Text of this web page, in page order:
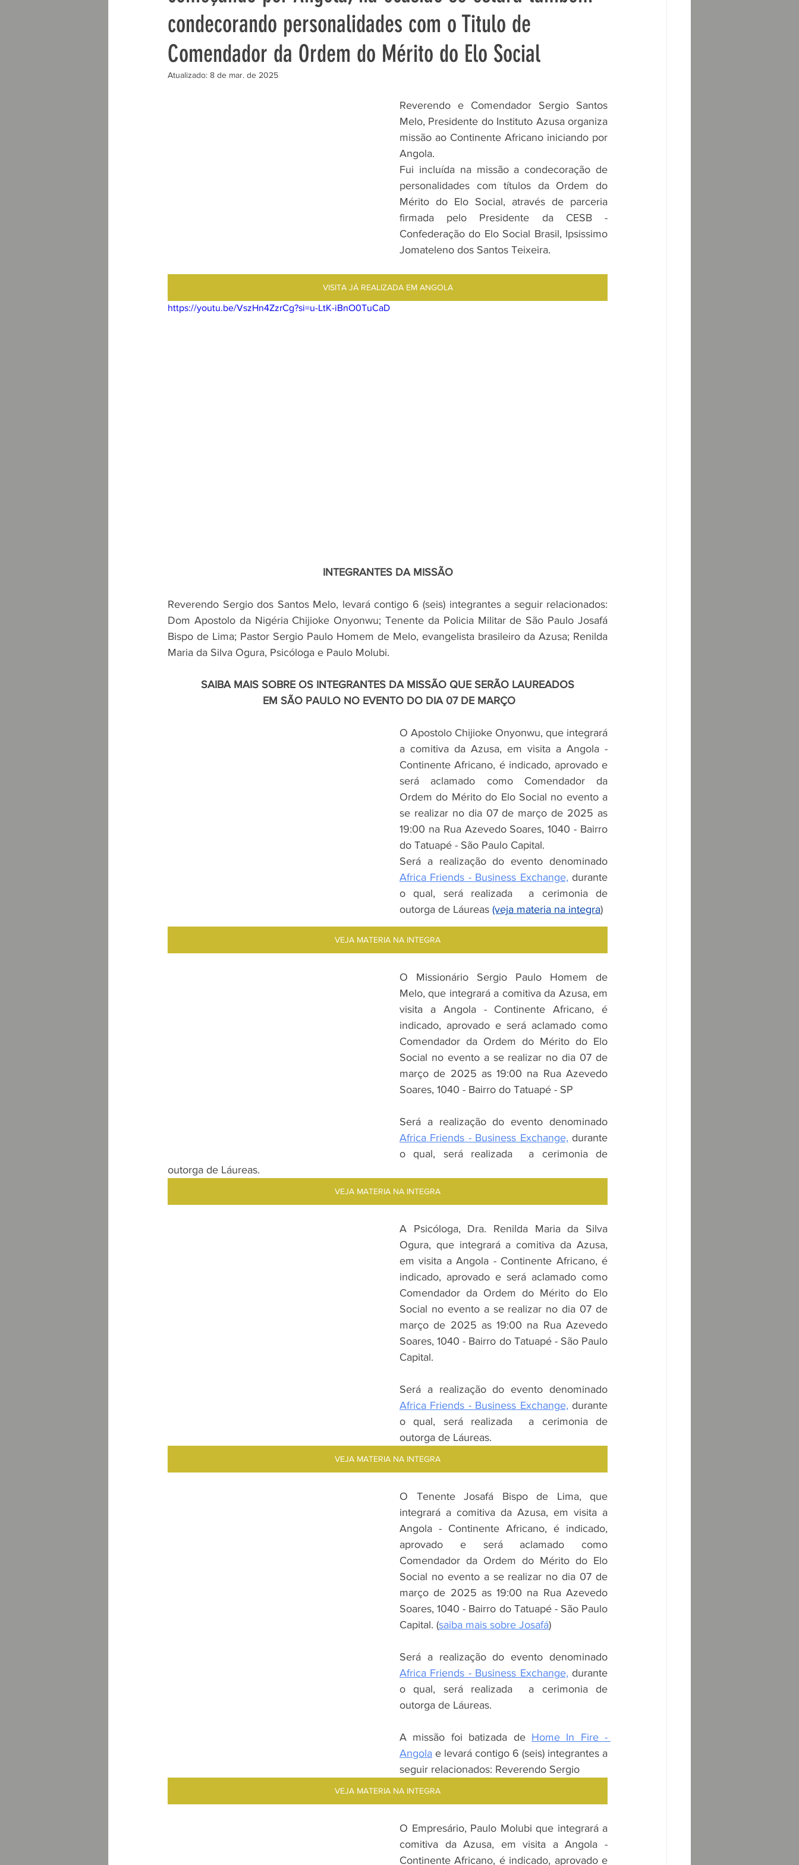
Nigéria
condecorando personalidades com o Titulo de
Comendador da Ordem do Mérito do Elo Social
Atualizado: 8 de mar. de 2025
Reverendo e Comendador Sergio Santos
Melo, Presidente do Instituto Azusa organiza
missão ao Continente Africano iniciando por
Angola.
Fui incluída na missão a condecoração de
personalidades com títulos da Ordem do
Mérito do Elo Social, através de parceria
firmada pelo Presidente da CESB -
Confederação do Elo Social Brasil, Ipsissimo
Jomateleno dos Santos Teixeira.
VISITA JÁ REALIZADA EM ANGOLA
https://youtu.be/VszHn4ZzrCg?si=u-LtK-iBnO0TuCaD
INTEGRANTES DA MISSÃO
Reverendo Sergio dos Santos Melo, levará contigo 6 (seis) integrantes a seguir relacionados:
Dom Apostolo da Nigéria Chijioke Onyonwu; Tenente da Policia Militar de São Paulo Josafá
Bispo de Lima; Pastor Sergio Paulo Homem de Melo, evangelista brasileiro da Azusa; Renilda
Maria da Silva Ogura, Psicóloga e Paulo Molubi.
SAIBA MAIS SOBRE OS INTEGRANTES DA MISSÃO QUE SERÃO LAUREADOS
EM SÃO PAULO NO EVENTO DO DIA 07 DE MARÇO
O Apostolo Chijioke Onyonwu, que integrará
a comitiva da Azusa, em visita a Angola -
Continente Africano, é indicado, aprovado e
será aclamado como Comendador da
Ordem do Mérito do Elo Social no evento a
se realizar no dia 07 de março de 2025 as
19:00 na Rua Azevedo Soares, 1040 - Bairro
do Tatuapé - São Paulo Capital.
Africa Friends - Business Exchange, durante
o qual, será realizada  a cerimonia de
outorga de Láureas (veja materia na integra)
VEJA MATERIA NA INTEGRA
O Missionário Sergio Paulo Homem de
Melo, que integrará a comitiva da Azusa, em
visita a Angola - Continente Africano, é
indicado, aprovado e será aclamado como
Comendador da Ordem do Mérito do Elo
Social no evento a se realizar no dia 07 de
março de 2025 as 19:00 na Rua Azevedo
Soares, 1040 - Bairro do Tatuapé - SP
Africa Friends - Business Exchange, durante
o qual, será realizada  a cerimonia de
outorga de Láureas.
VEJA MATERIA NA INTEGRA
A Psicóloga, Dra. Renilda Maria da Silva
Ogura, que integrará a comitiva da Azusa,
em visita a Angola - Continente Africano, é
indicado, aprovado e será aclamado como
Comendador da Ordem do Mérito do Elo
Social no evento a se realizar no dia 07 de
março de 2025 as 19:00 na Rua Azevedo
Soares, 1040 - Bairro do Tatuapé - São Paulo
Capital.
Africa Friends - Business Exchange, durante
o qual, será realizada  a cerimonia de
outorga de Láureas.
VEJA MATERIA NA INTEGRA
O Tenente Josafá Bispo de Lima, que
integrará a comitiva da Azusa, em visita a
Angola - Continente Africano, é indicado,
aprovado e será aclamado como
Comendador da Ordem do Mérito do Elo
Social no evento a se realizar no dia 07 de
março de 2025 as 19:00 na Rua Azevedo
Soares, 1040 - Bairro do Tatuapé - São Paulo
Capital. (saiba mais sobre Josafá)
Africa Friends - Business Exchange, durante
o qual, será realizada  a cerimonia de
outorga de Láureas.
A missão foi batizada de Home In Fire -
Angola e levará contigo 6 (seis) integrantes a
seguir relacionados: Reverendo Sergio
VEJA MATERIA NA INTEGRA
O Empresário, Paulo Molubi que integrará a
comitiva da Azusa, em visita a Angola -
Continente Africano, é indicado, aprovado e